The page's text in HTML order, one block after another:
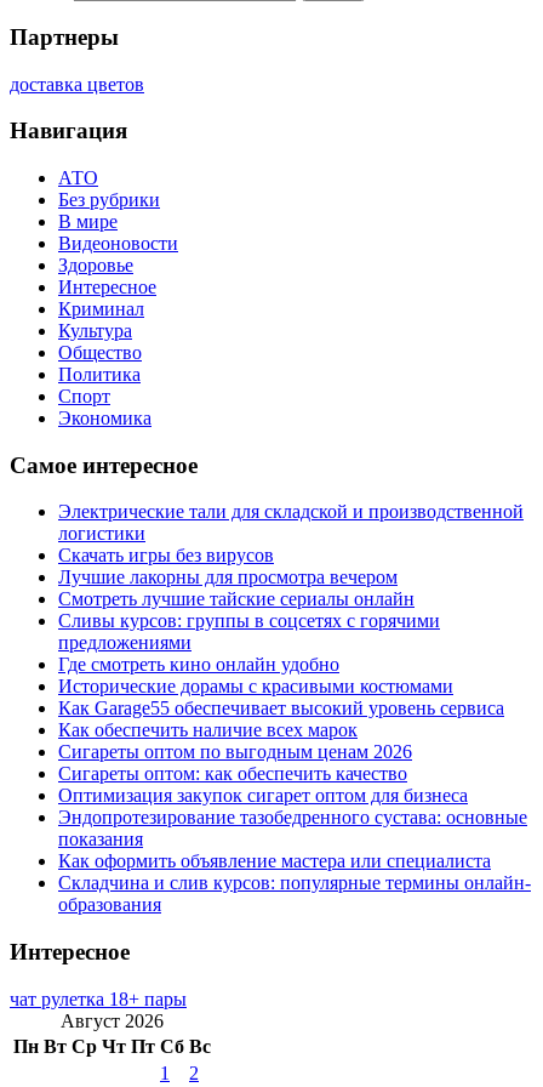
Партнеры
доставка цветов
Навигация
АТО
Без рубрики
В мире
Видеоновости
Здоровье
Интересное
Криминал
Культура
Общество
Политика
Спорт
Экономика
Самое интересное
Электрические тали для складской и производственной
логистики
Скачать игры без вирусов
Лучшие лакорны для просмотра вечером
Смотреть лучшие тайские сериалы онлайн
Сливы курсов: группы в соцсетях с горячими
предложениями
Где смотреть кино онлайн удобно
Исторические дорамы с красивыми костюмами
Как Garage55 обеспечивает высокий уровень сервиса
Как обеспечить наличие всех марок
Сигареты оптом по выгодным ценам 2026
Сигареты оптом: как обеспечить качество
Оптимизация закупок сигарет оптом для бизнеса
Эндопротезирование тазобедренного сустава: основные
показания
Как оформить объявление мастера или специалиста
Складчина и слив курсов: популярные термины онлайн-
образования
Интересное
чат рулетка 18+ пары
Август 2026
Пн Вт Ср Чт Пт Сб Вс
1
2